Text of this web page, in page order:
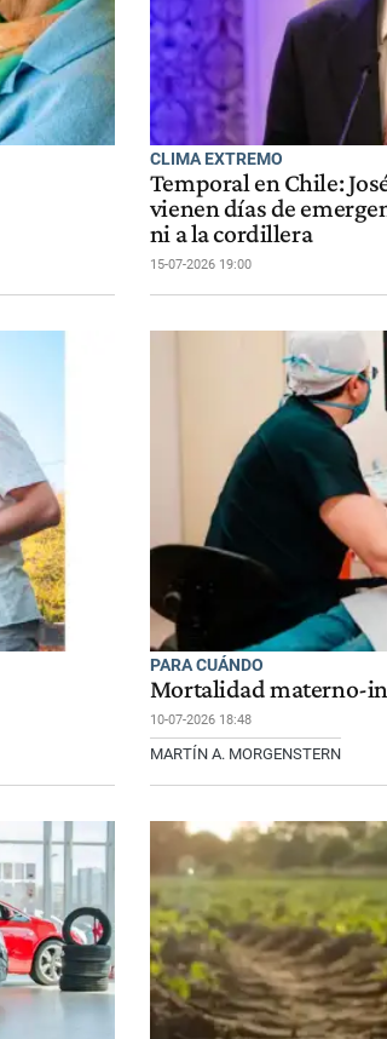
CLIMA EXTREMO
Temporal en Chile:
vienen días de
ni a la cordillera
15-07-2026 19:00
PARA CUÁNDO
Mortalidad materno-
10-07-2026 18:48
MARTÍN A. MORGENSTERN